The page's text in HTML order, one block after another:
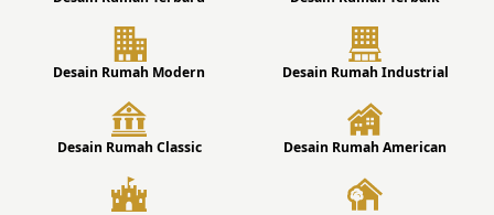
Desain Rumah Modern Desain Rumah Industrial
Desain Rumah Classic Desain Rumah American